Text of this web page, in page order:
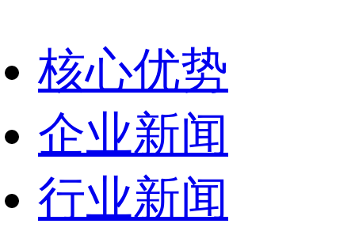
核心优势
企业新闻
行业新闻